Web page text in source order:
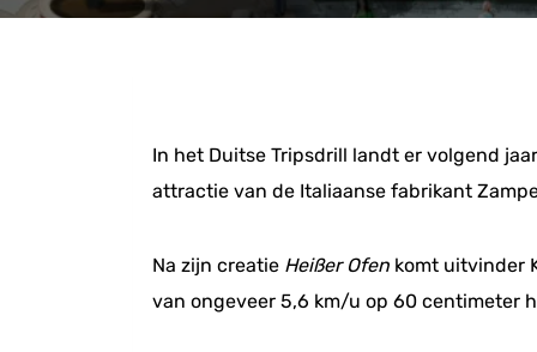
In het Duitse Tripsdrill landt er volgend
attractie van de Italiaanse fabrikant
Na zijn creatie Heißer Ofen komt uitvinder
van ongeveer 5,6 km/u op 60 centimeter